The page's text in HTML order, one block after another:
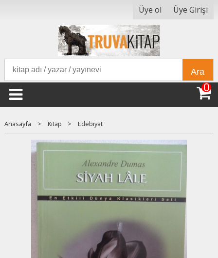
Üye ol Üye Girişi
Ara
0
Anasayfa > Kitap > Edebiyat